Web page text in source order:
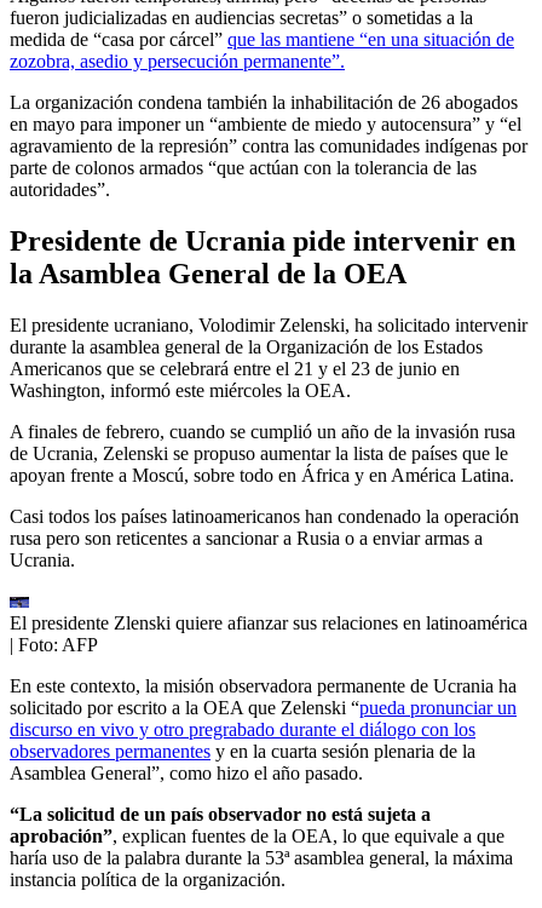
fueron judicializadas en audiencias secretas” o sometidas a la
medida de “casa por cárcel” que las mantiene “en una situación de
zozobra, asedio y persecución permanente”.
La organización condena también la inhabilitación de 26 abogados
en mayo para imponer un “ambiente de miedo y autocensura” y “el
agravamiento de la represión” contra las comunidades indígenas por
parte de colonos armados “que actúan con la tolerancia de las
autoridades”.
Presidente de Ucrania pide intervenir en
la Asamblea General de la OEA
El presidente ucraniano, Volodimir Zelenski, ha solicitado intervenir
durante la asamblea general de la Organización de los Estados
Americanos que se celebrará entre el 21 y el 23 de junio en
Washington, informó este miércoles la OEA.
A finales de febrero, cuando se cumplió un año de la invasión rusa
de Ucrania, Zelenski se propuso aumentar la lista de países que le
apoyan frente a Moscú, sobre todo en África y en América Latina.
Casi todos los países latinoamericanos han condenado la operación
rusa pero son reticentes a sancionar a Rusia o a enviar armas a
Ucrania.
El presidente Zlenski quiere afianzar sus relaciones en latinoamérica
| Foto: AFP
En este contexto, la misión observadora permanente de Ucrania ha
solicitado por escrito a la OEA que Zelenski “pueda pronunciar un
discurso en vivo y otro pregrabado durante el diálogo con los
observadores permanentes y en la cuarta sesión plenaria de la
Asamblea General”, como hizo el año pasado.
“La solicitud de un país observador no está sujeta a
aprobación”, explican fuentes de la OEA, lo que equivale a que
haría uso de la palabra durante la 53ª asamblea general, la máxima
instancia política de la organización.